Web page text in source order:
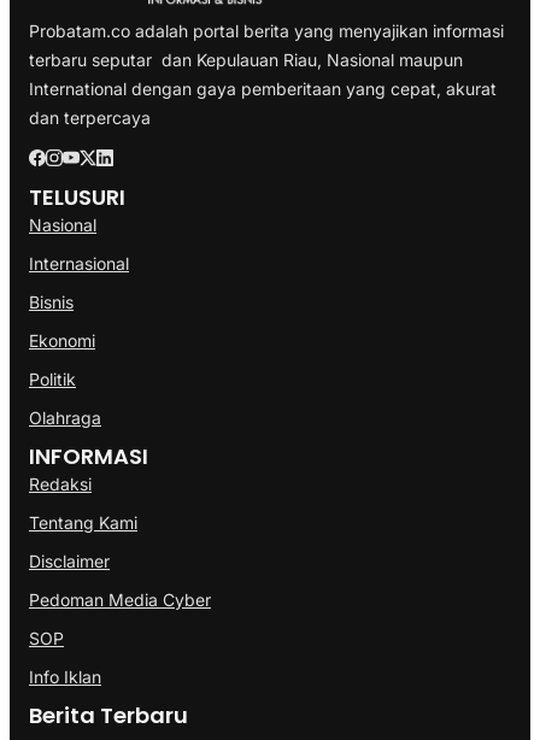
Probatam.co adalah portal berita yang menyajikan informasi
terbaru seputar dan Kepulauan Riau, Nasional maupun
International dengan gaya pemberitaan yang cepat, akurat
dan terpercaya
TELUSURI
Nasional
Internasional
Bisnis
Ekonomi
Politik
Olahraga
INFORMASI
Redaksi
Tentang Kami
Disclaimer
Pedoman Media Cyber
SOP
Info Iklan
Berita Terbaru